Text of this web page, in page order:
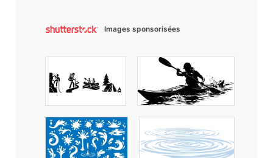
Images sponsorisées